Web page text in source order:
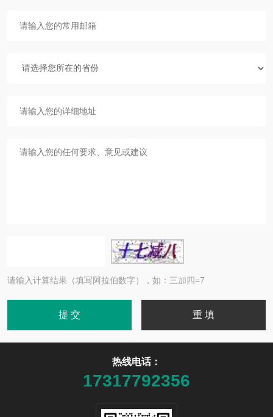
请输入计算结果（填写阿拉伯数字），如：三加四=7
热线电话：
17317792356